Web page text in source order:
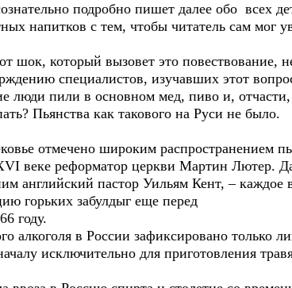
подробно пишет далее обо всех
напитков с тем, чтобы читатель сам мог
шок, который вызовет это повествование,
специалистов, изучавших этот
люди пили в основном мед, пиво и,
Пьянства как такового на Руси не было.
отмечено широким распространением
веке реформатор церкви Мартин Лютер.
английский пастор Уильям Кент, – каждое
горьких забулдыг еще перед
году.
алкоголя в России зафиксировано только
исключительно для приготовления